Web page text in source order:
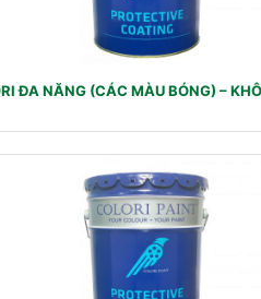
ĐA NĂNG (CÁC MÀU BÓNG) –